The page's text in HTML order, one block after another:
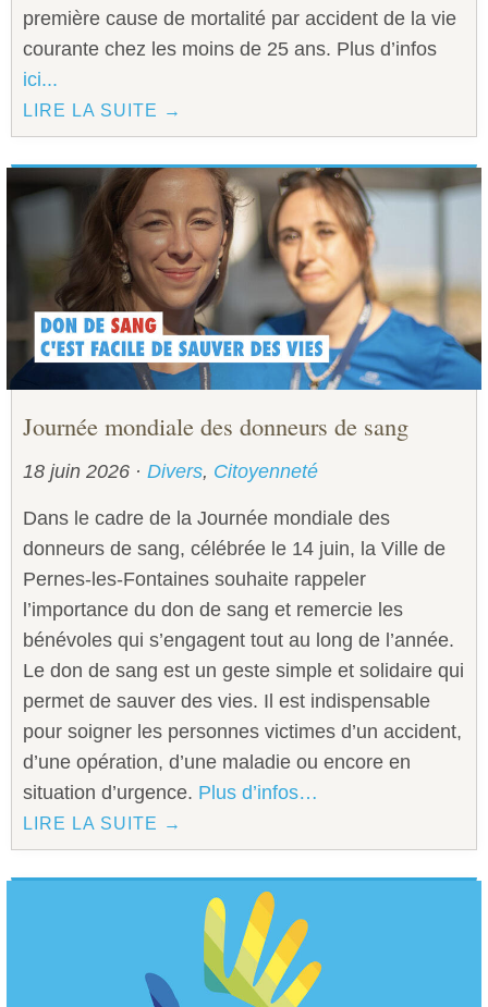
première cause de mortalité par accident de la vie
courante chez les moins de 25 ans. Plus d’infos
ici...
LIRE LA SUITE →
Journée mondiale des donneurs de sang
18 juin 2026 · Divers, Citoyenneté
Dans le cadre de la Journée mondiale des
donneurs de sang, célébrée le 14 juin, la Ville de
Pernes-les-Fontaines souhaite rappeler
l’importance du don de sang et remercie les
bénévoles qui s’engagent tout au long de l’année.
Le don de sang est un geste simple et solidaire qui
permet de sauver des vies. Il est indispensable
pour soigner les personnes victimes d’un accident,
d’une opération, d’une maladie ou encore en
situation d’urgence. Plus d’infos…
LIRE LA SUITE →